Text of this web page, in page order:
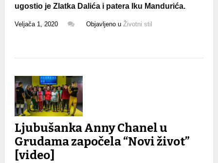
ugostio je Zlatka Dalića i patera Iku Mandurića.
Veljača 1, 2020 Objavljeno u Životni stil
Ljubušanka Anny Chanel u
Grudama započela “Novi život”
[video]